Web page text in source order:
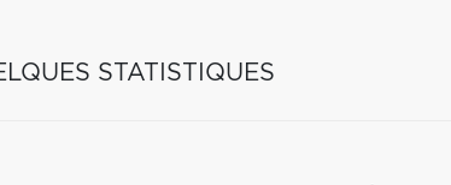
STATISTIQUES